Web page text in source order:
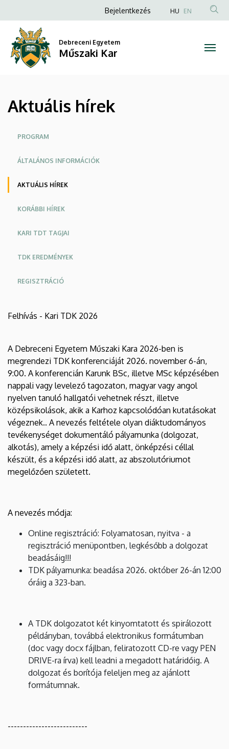
hírek
Műszaki
Kar
a
tartalomra
Anonim
fiók
menüje
Bejelentkezés HU EN
Debreceni Egyetem
Műszaki Kar
Aktuális hírek
Oldalmenü
PROGRAM
ÁLTALÁNOS INFORMÁCIÓK
AKTUÁLIS HÍREK
KORÁBBI HÍREK
KARI TDT TAGJAI
TDK EREDMÉNYEK
REGISZTRÁCIÓ
Felhívás - Kari TDK 2026
A Debreceni Egyetem Műszaki Kara 2026-ben is
megrendezi TDK konferenciáját 2026. november 6-án,
9:00. A konferencián Karunk BSc, illetve MSc képzésében
nappali vagy levelező tagozaton, magyar vagy angol
nyelven tanuló hallgatói vehetnek részt, illetve
középsikolások, akik a Karhoz kapcsolódóan kutatásokat
végeznek.. A nevezés feltétele olyan diáktudományos
tevékenységet dokumentáló pályamunka (dolgozat,
alkotás), amely a képzési idő alatt, önképzési céllal
készült, és a képzési idő alatt, az abszolutóriumot
megelőzően született.
A nevezés módja:
Online regisztráció: Folyamatosan, nyitva - a
regisztráció menüpontben, legkésőbb a dolgozat
beadásáig!!!
TDK pályamunka: beadása 2026. október 26-án 12:00
óráig a 323-ban.
A TDK dolgozatot két kinyomtatott és spirálozott
példányban, továbbá elektronikus formátumban
(doc vagy docx fájlban, feliratozott CD-re vagy PEN
DRIVE-ra írva) kell leadni a megadott határidőig. A
dolgozat és borítója feleljen meg az ajánlott
formátumnak.
--------------------------